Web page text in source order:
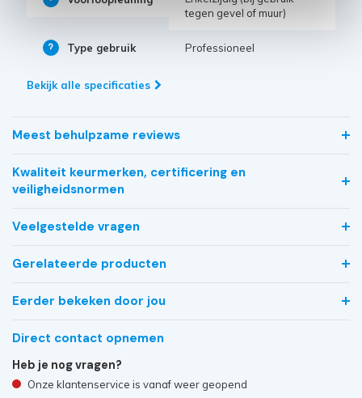
tegen gevel of muur)
Type gebruik Professioneel
Bekijk alle specificaties
Meest behulpzame reviews
Kwaliteit keurmerken, certificering en
veiligheidsnormen
Veelgestelde vragen
Gerelateerde producten
Eerder bekeken door jou
Direct contact opnemen
Heb je nog vragen?
Onze klantenservice is vanaf weer geopend